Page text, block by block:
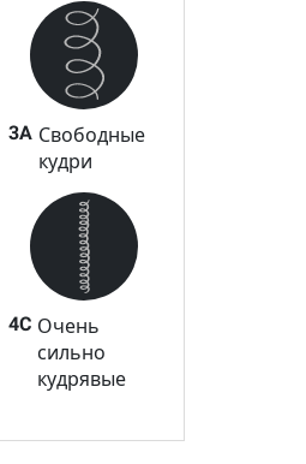
3A Свободные
кудри
4C Очень
сильно
кудрявые